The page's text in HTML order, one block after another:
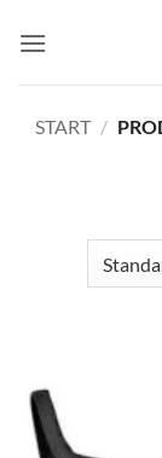
Inhalt
START /